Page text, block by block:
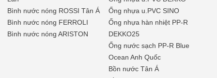
Bình nước nóng ROSSI Tân Á
Bình nước nóng FERROLI
Bình nước nóng ARISTON
Ống nhựa u.PVC SINO
Ống nhựa hàn nhiệt PP-R
DEKKO25
Ống nước sạch PP-R Blue
Ocean Anh Quốc
Bồn nước Tân Á